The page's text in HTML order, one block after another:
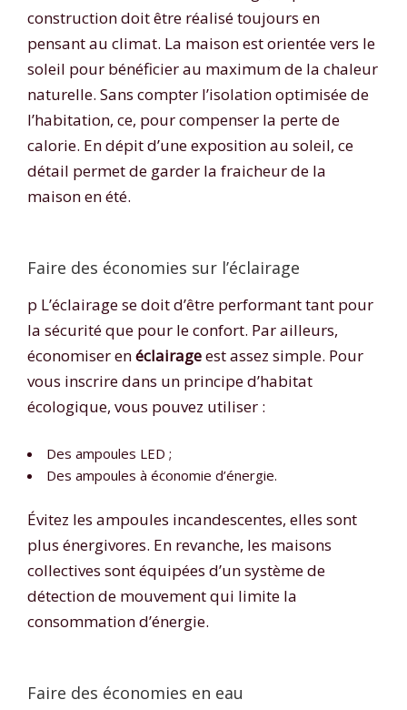
construction doit être réalisé toujours en
pensant au climat. La maison est orientée vers le
soleil pour bénéficier au maximum de la chaleur
naturelle. Sans compter l’isolation optimisée de
l’habitation, ce, pour compenser la perte de
calorie. En dépit d’une exposition au soleil, ce
détail permet de garder la fraicheur de la
maison en été.
Faire des économies sur l’éclairage
p L’éclairage se doit d’être performant tant pour
la sécurité que pour le confort. Par ailleurs,
économiser enéclairageest assez simple. Pour
vous inscrire dans un principe d’habitat
écologique, vous pouvez utiliser :
Des ampoules LED ;
Des ampoules à économie d’énergie.
Évitez les ampoules incandescentes, elles sont
plus énergivores. En revanche, les maisons
collectives sont équipées d’un système de
détection de mouvement qui limite la
consommation d’énergie.
Faire des économies en eau